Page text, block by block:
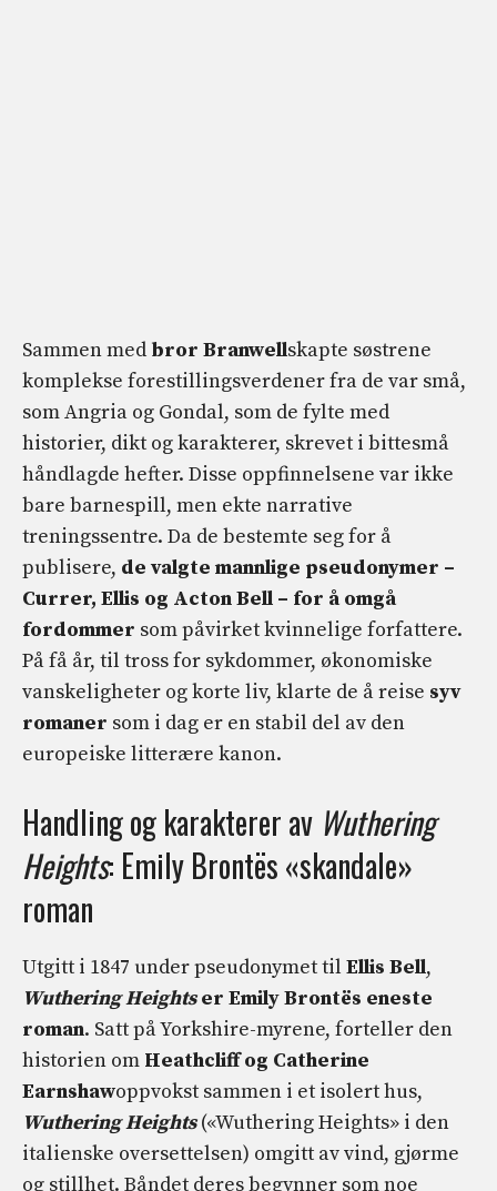
Sammen med bror Branwellskapte søstrene
komplekse forestillingsverdener fra de var små,
som Angria og Gondal, som de fylte med
historier, dikt og karakterer, skrevet i bittesmå
håndlagde hefter. Disse oppfinnelsene var ikke
bare barnespill, men ekte narrative
treningssentre. Da de bestemte seg for å
publisere, de valgte mannlige pseudonymer –
Currer, Ellis og Acton Bell – for å omgå
fordommer som påvirket kvinnelige forfattere.
På få år, til tross for sykdommer, økonomiske
vanskeligheter og korte liv, klarte de å reise syv
romaner som i dag er en stabil del av den
europeiske litterære kanon.
Handling og karakterer av Wuthering
Heights: Emily Brontës «skandale»
roman
Utgitt i 1847 under pseudonymet til Ellis Bell,
Wuthering Heightser Emily Brontës eneste
roman. Satt på Yorkshire-myrene, forteller den
historien om Heathcliff og Catherine
Earnshawoppvokst sammen i et isolert hus,
Wuthering Heights(«Wuthering Heights» i den
italienske oversettelsen) omgitt av vind, gjørme
og stillhet. Båndet deres begynner som noe